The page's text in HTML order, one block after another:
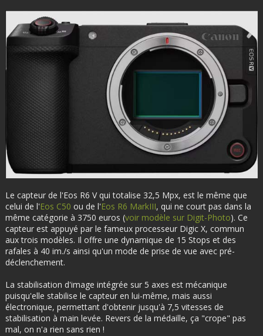
Le capteur de l'Eos R6 V qui totalise 32,5 Mpx, est le même que
celui de l'Eos C50 ou de l'Eos R6 MarkIII, qui ne court pas dans la
même catégorie à 3750 euros (voir modèle sur Digit-Photo). Ce
capteur est appuyé par le fameux processeur Digic X, commun
aux trois modèles. Il offre une dynamique de 15 Stops et des
rafales à 40 im./s ainsi qu'un mode de prise de vue avec pré-
déclenchement.
La stabilisation d'image intégrée sur 5 axes est mécanique
puisqu'elle stabilise le capteur en lui-même, mais aussi
électronique, permettant d'obtenir jusqu'à 7,5 vitesses de
stabilisation à main levée. Revers de la médaille, ça "crope" pas
mal, on n'a rien sans rien !